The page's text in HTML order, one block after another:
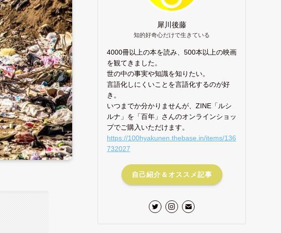
犀川後藤
知的好奇心だけで生きている
4000冊以上の本を読み、500本以上の映画
を観てきました。
世の中の事実や知識を知りたい。
言語化しにくいことを言語化するのが好
き。
いつまでか分かりませんが、ZINE「ルシ
ルナ」を「百年」さんのオンラインショッ
プでご購入いただけます。
https://100hyakunen.thebase.in/items/136
732027
自己紹介＆オススメ記事